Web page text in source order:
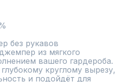
без рукавов
из мягкого
вашего гардероба.
круглому вырезу,
и подойдёт для